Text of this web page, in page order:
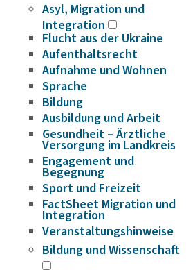
Asyl, Migration und
Integration
Flucht aus der Ukraine
Aufenthaltsrecht
Aufnahme und Wohnen
Sprache
Bildung
Ausbildung und Arbeit
Gesundheit – Ärztliche
Versorgung im Landkreis
Engagement und
Begegnung
Sport und Freizeit
FactSheet Migration und
Integration
Veranstaltungshinweise
Bildung und Wissenschaft